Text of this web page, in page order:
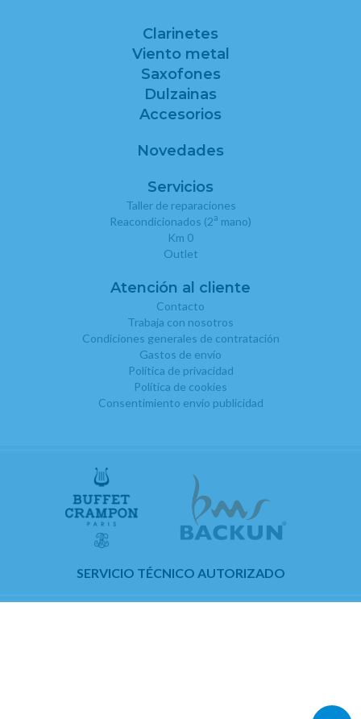
Clarinetes
Viento metal
Saxofones
Dulzainas
Accesorios
Novedades
Servicios
Taller de reparaciones
Reacondicionados (2a mano)
Km 0
Outlet
Atención al cliente
Contacto
Trabaja con nosotros
Condiciones generales de contratación
Gastos de envío
Política de privacidad
Política de cookies
Consentimiento envío publicidad
SERVICIO TÉCNICO AUTORIZADO